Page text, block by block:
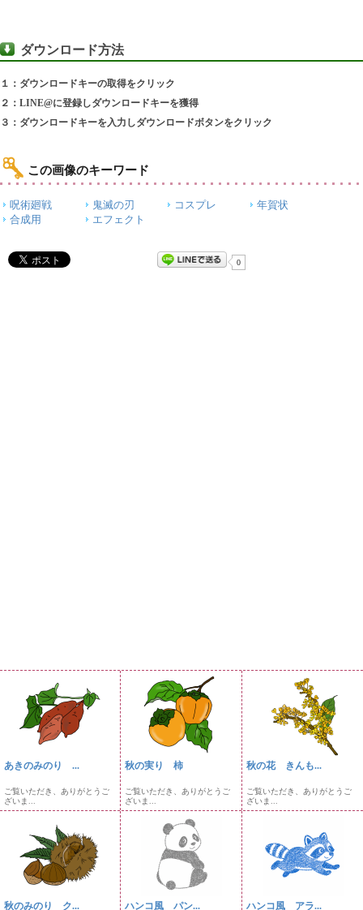
ダウンロード方法
１：ダウンロードキーの取得をクリック
２：LINE@に登録しダウンロードキーを獲得
３：ダウンロードキーを入力しダウンロードボタンをクリック
この画像のキーワード
呪術廻戦 鬼滅の刃 コスプレ
年賀状
合成用
エフェクト
0
あきのみのり ...
ご覧いただき、ありがとうご
ざいま...
秋の実り 柿
ご覧いただき、ありがとうご
ざいま...
秋の花 きんも...
ご覧いただき、ありがとうご
ざいま...
秋のみのり ク... ハンコ風 パン... ハンコ風 アラ...